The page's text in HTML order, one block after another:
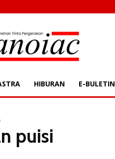
HIBURAN E-BULETIN
puisi